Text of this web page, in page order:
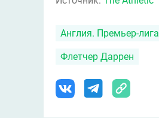
Англия. Премьер-лига
Флетчер Даррен